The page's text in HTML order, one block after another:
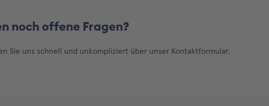
noch offene Fragen?
Sie uns schnell und unkompliziert über unser Kontaktformular.